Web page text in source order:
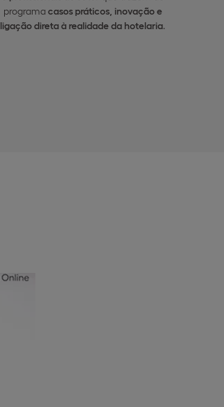
programacasos práticos, inovação e
ligação direta à realidade da hotelaria.